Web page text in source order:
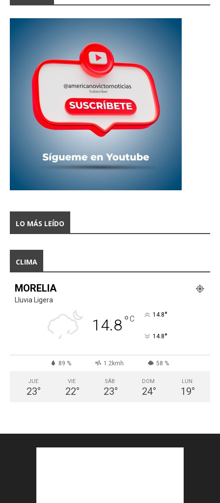
LO MÁS LEÍDO
CLIMA
MORELIA
Lluvia Ligera
14.8°C 14.8°
14.8°
89 % 1.2kmh 58 %
JUE
23°
VIE
22°
SÁB
23°
DOM
24°
LUN
19°